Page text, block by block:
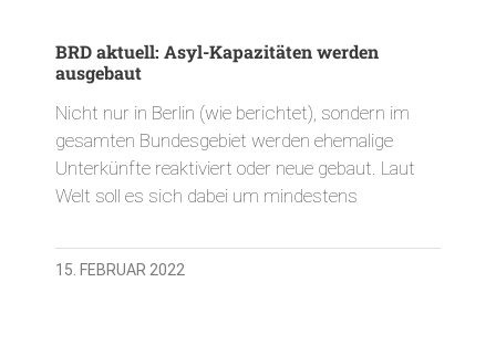
BRD aktuell: Asyl-Kapazitäten werden
ausgebaut
Nicht nur in Berlin (wie berichtet), sondern im
gesamten Bundesgebiet werden ehemalige
Unterkünfte reaktiviert oder neue gebaut. Laut
Welt soll es sich dabei um mindestens
15. FEBRUAR 2022